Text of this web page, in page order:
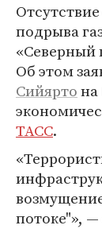
подрыва
«Северный
Об этом
Сийярто
ТАСС.
потоке"»,